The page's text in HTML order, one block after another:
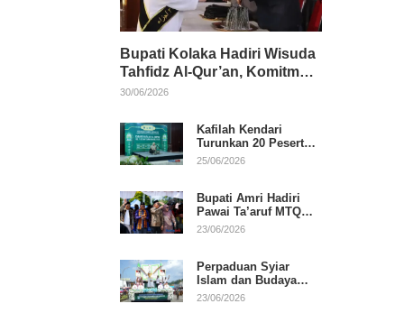
Bupati Kolaka Hadiri Wisuda
Tahfidz Al-Qur’an, Komitmen
Dukung Pendidikan
30/06/2026
Kafilah Kendari
Turunkan 20 Peserta
pada Hari Pertama
25/06/2026
Bupati Amri Hadiri
Pawai Ta’aruf MTQ
XXXI Sultra, Beri
23/06/2026
Perpaduan Syiar
Islam dan Budaya
Warnai Pawai Ta’aruf
23/06/2026